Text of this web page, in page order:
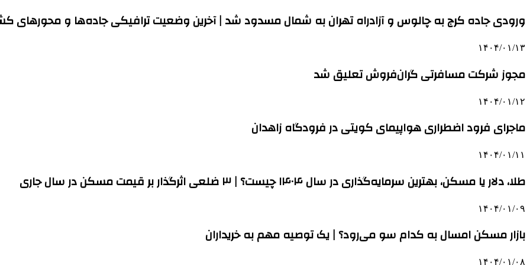
ورودی جاده کرج به چالوس و آزادراه تهران به شمال مسدود شد |‌ آخرین وضعیت ترافیکی جاده‌ها و محورهای
۱۴۰۴/۰۱/۱۳
مجوز شرکت مسافرتی گران‌فروش تعلیق شد
۱۴۰۴/۰۱/۱۲
ماجرای فرود اضطراری هواپیمای کویتی در فرودگاه زاهدان
۱۴۰۴/۰۱/۱۱
طلا، دلار یا مسکن، بهترین سرمایه‌گذاری در سال ۱۴۰۴ چیست؟ | ۳ ضلعی اثرگذار بر قیمت مسکن در سال جاری
۱۴۰۴/۰۱/۰۹
بازار مسکن امسال به کدام سو می‌رود؟ | یک توصیه مهم به خریداران
۱۴۰۴/۰۱/۰۸